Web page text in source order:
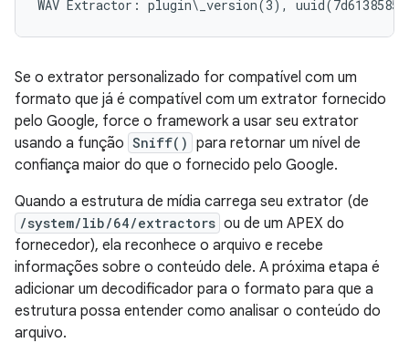
Se o extrator personalizado for compatível com um
formato que já é compatível com um extrator fornecido
pelo Google, force o framework a usar seu extrator
usando a função Sniff() para retornar um nível de
confiança maior do que o fornecido pelo Google.
Quando a estrutura de mídia carrega seu extrator (de
/system/lib/64/extractors ou de um APEX do
fornecedor), ela reconhece o arquivo e recebe
informações sobre o conteúdo dele. A próxima etapa é
adicionar um decodificador para o formato para que a
estrutura possa entender como analisar o conteúdo do
arquivo.